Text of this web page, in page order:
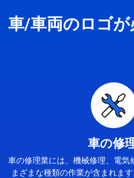
車/車両のロゴが
車の修
車の修理業には、機械修理、電気
まざまな種類の作業が含まれま